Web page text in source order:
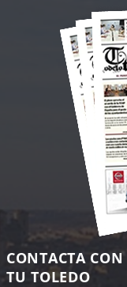
CONTACTA CON
TU TOLEDO